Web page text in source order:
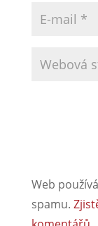
Web
spamu.